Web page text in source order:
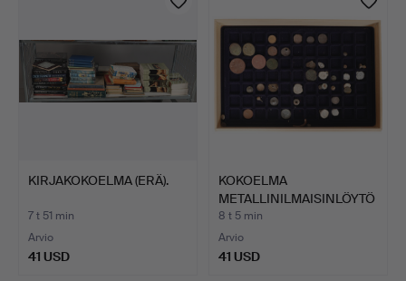
KIRJAKOKOELMA (ERÄ).
7 t 51 min
Arvio
41 USD
KOKOELMA
METALLINILMAISINLÖYTÖ
JÄ (ERÄ).
8 t 5 min
Arvio
41 USD